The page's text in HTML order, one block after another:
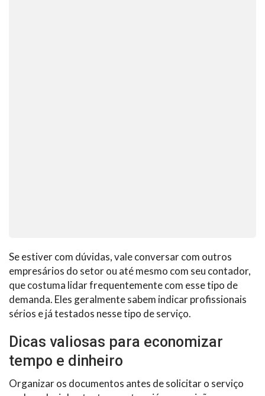
Se estiver com dúvidas, vale conversar com outros
empresários do setor ou até mesmo com seu contador,
que costuma lidar frequentemente com esse tipo de
demanda. Eles geralmente sabem indicar profissionais
sérios e já testados nesse tipo de serviço.
Dicas valiosas para economizar
tempo e dinheiro
Organizar os documentos antes de solicitar o serviço